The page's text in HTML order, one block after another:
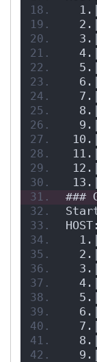
###